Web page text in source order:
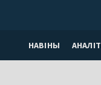
НАВІНЫ